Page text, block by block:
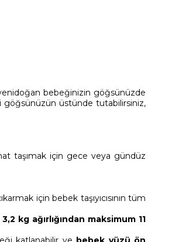
bebeğinizin göğsünüzde
göğsünüzün üstünde tutabilirsiniz,
taşımak için gece veya gündüz
için bebek taşıyıcısının tüm
3,2 kg ağırlığından maksimum 11